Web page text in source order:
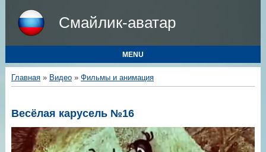
Смайлик-аватар
MENU
Главная» Видео» Фильмы и анимация
Весёлая карусель №16